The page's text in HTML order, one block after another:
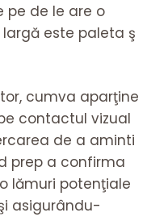
pe de le are o
este paleta ş
cumva aparţine
contactul vizual
de a aminti
prep a confirma
lămuri potenţiale
asigurându-